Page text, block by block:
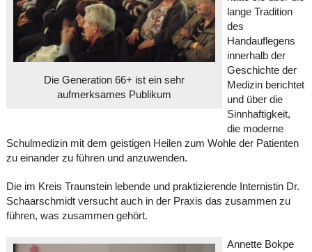
Die Generation 66+ ist ein sehr
aufmerksames Publikum
lange Tradition
des
Handauflegens
innerhalb der
Geschichte der
Medizin berichtet
und über die
Sinnhaftigkeit,
die moderne
Schulmedizin mit dem geistigen Heilen zum Wohle der Patienten
zu einander zu führen und anzuwenden.
Die im Kreis Traunstein lebende und praktizierende Internistin Dr.
Schaarschmidt versucht auch in der Praxis das zusammen zu
führen, was zusammen gehört.
Annette Bokpe